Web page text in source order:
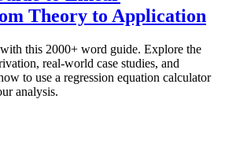
Theory to Application
this 2000+ word guide. Explore the
real-world case studies, and
to use a regression equation calculator
analysis.